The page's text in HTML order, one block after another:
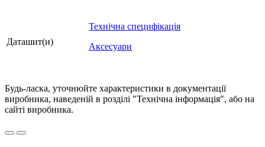
Даташит(и)
Технічна специфікація
Аксесуари
Будь-ласка, уточнюйте характеристики в документації
виробника, наведеній в розділі "Технічна інформація", або на
сайті виробника.